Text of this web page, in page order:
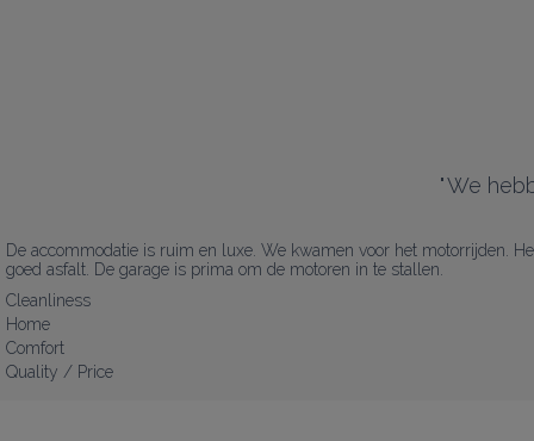
"We
De accommodatie is ruim en luxe. We kwamen voor het motorrijden.
goed asfalt. De garage is prima om de motoren in te stallen.
Cleanliness
Home
Comfort
Quality / Price